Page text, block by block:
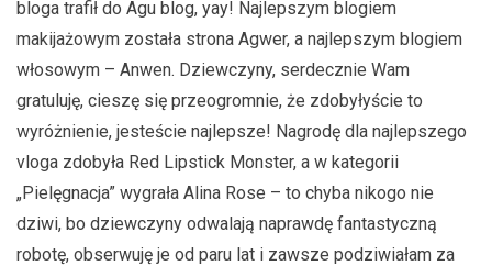
bloga trafił do Agu blog, yay! Najlepszym blogiem
makijażowym została strona Agwer, a najlepszym blogiem
włosowym – Anwen. Dziewczyny, serdecznie Wam
gratuluję, cieszę się przeogromnie, że zdobyłyście to
wyróżnienie, jesteście najlepsze! Nagrodę dla najlepszego
vloga zdobyła Red Lipstick Monster, a w kategorii
„Pielęgnacja” wygrała Alina Rose – to chyba nikogo nie
dziwi, bo dziewczyny odwalają naprawdę fantastyczną
robotę, obserwuję je od paru lat i zawsze podziwiałam za